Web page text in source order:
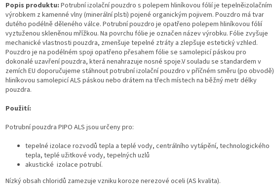
Popis produktu: Potrubní izolační pouzdro s polepem hliníkovou fólií je tepelněizolačním
výrobkem z kamenné vlny (minerální plsti) pojené organickým pojivem. Pouzdro má tvar
dutého podélně děleného válce. Potrubní pouzdro je opatřeno polepem hliníkovou fólií
vyztuženou skleněnou mřížkou. Na povrchu fólie je označen název výrobku. Fólie zvyšuje
mechanické vlastnosti pouzdra, zmenšuje tepelné ztráty a zlepšuje estetický vzhled.
Pouzdro je na podélném spoji opatřeno přesahem fólie se samolepicí páskou pro
dokonalé uzavření pouzdra, která nenahrazuje nosné spoje.V souladu se standardem v
zemích EU doporučujeme stáhnout potrubní izolační pouzdro v příčném směru (po obvodě)
hliníkovou samolepicí ALS páskou nebo drátem na třech místech na běžný metr délky
pouzdra.
Použití:
Potrubní pouzdra PIPO ALS jsou určeny pro:
tepelné izolace rozvodů tepla a teplé vody, centrálního vytápění, technologického
tepla, teplé užitkové vody, tepelných uzlů
akustické izolace potrubí.
Nízký obsah chloridů zamezuje vzniku koroze nerezové oceli (AS kvalita).